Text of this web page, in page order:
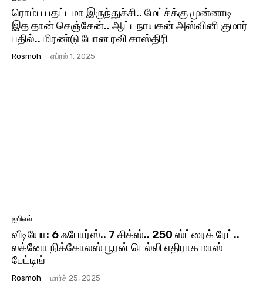
ரொம்ப பதட்டமா இருந்துச்சி.. மேட்ச்க்கு முன்னாடி
இத தான் செஞ்சேன்.. ஆட்டநாயகன் அஸ்வினி குமார்
பதில்.. மிரண்டு போன ரவி சாஸ்திரி
Rosmoh - ஏப்ரல் 1, 2025
ஐபிஎல்
வீடியோ: 6 ஃபோர்ஸ்.. 7 சிக்ஸ்.. 250 ஸ்ட்ரைக் ரேட்..
லக்னோ நிக்கோலஸ் பூரன் டெல்லி எதிராக மாஸ்
பேட்டிங்
Rosmoh - மார்ச் 25, 2025